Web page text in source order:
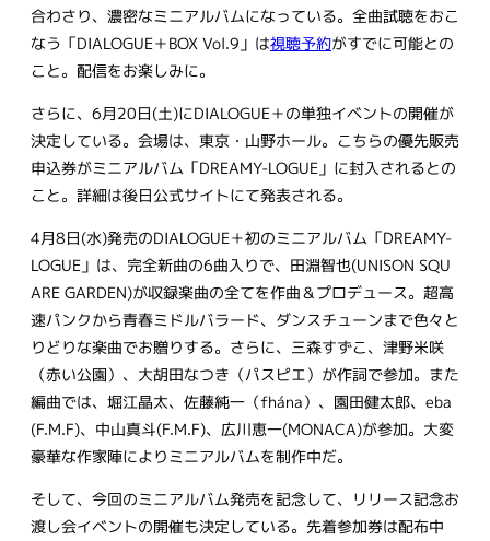
合わさり、濃密なミニアルバムになっている。全曲試聴をおこ
なう「DIALOGUE＋BOX Vol.9」は視聴予約がすでに可能との
こと。配信をお楽しみに。
さらに、6月20日(土)にDIALOGUE＋の単独イベントの開催が
決定している。会場は、東京・山野ホール。こちらの優先販売
申込券がミニアルバム「DREAMY-LOGUE」に封入されるとの
こと。詳細は後日公式サイトにて発表される。
4月8日(水)発売のDIALOGUE＋初のミニアルバム「DREAMY-
LOGUE」は、完全新曲の6曲入りで、田淵智也(UNISON SQU
ARE GARDEN)が収録楽曲の全てを作曲＆プロデュース。超高
速パンクから青春ミドルバラード、ダンスチューンまで色々と
りどりな楽曲でお贈りする。さらに、三森すずこ、津野米咲
（赤い公園）、大胡田なつき（パスピエ）が作詞で参加。また
編曲では、堀江晶太、佐藤純一（fhána）、園田健太郎、eba
(F.M.F)、中山真斗(F.M.F)、広川恵一(MONACA)が参加。大変
豪華な作家陣によりミニアルバムを制作中だ。
そして、今回のミニアルバム発売を記念して、リリース記念お
渡し会イベントの開催も決定している。先着参加券は配布中